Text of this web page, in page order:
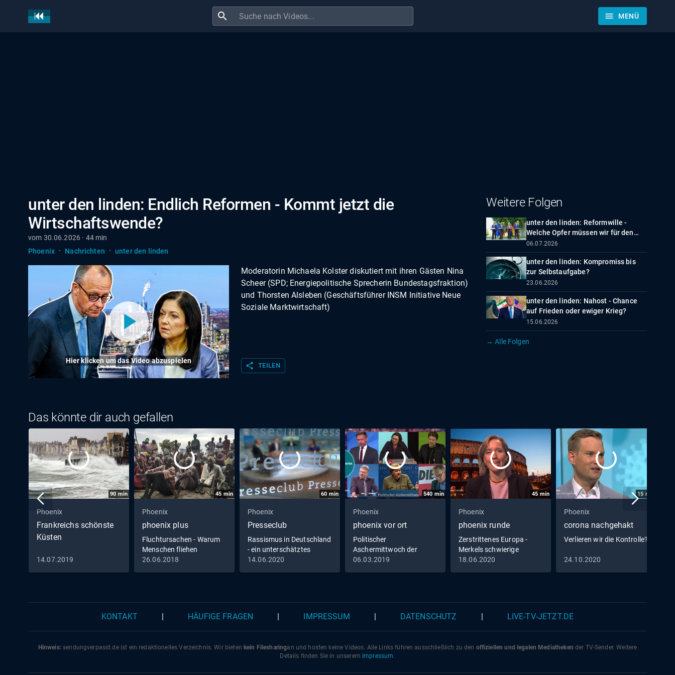
search menu MENÜ
unter den linden: Endlich Reformen - Kommt jetzt die
Wirtschaftswende?
vom 30.06.2026 · 44 min
Phoenix · Nachrichten · unter den linden
Hier klicken um das Video abzuspielen
Moderatorin Michaela Kolster diskutiert mit ihren Gästen Nina
Scheer (SPD; Energiepolitische Sprecherin Bundestagsfraktion)
und Thorsten Alsleben (Geschäftsführer INSM Initiative Neue
Soziale Marktwirtschaft)
share TEILEN
Weitere Folgen
unter den linden: Reformwille -
Welche Opfer müssen wir für den
Aufschwung bringen?
06.07.2026
unter den linden: Kompromiss bis
zur Selbstaufgabe?
23.06.2026
unter den linden: Nahost - Chance
auf Frieden oder ewiger Krieg?
15.06.2026
→ Alle Folgen
Das könnte dir auch gefallen
90 min
Phoenix
Frankreichs schönste
Küsten
14.07.2019
45 min
Phoenix
phoenix plus
Fluchtursachen - Warum
Menschen fliehen
26.06.2018
60 min
Phoenix
Presseclub
Rassismus in Deutschland
- ein unterschätztes
Problem?
14.06.2020
540 min
Phoenix
phoenix vor ort
Politischer
Aschermittwoch der
Parteien
06.03.2019
45 min
Phoenix
phoenix runde
Zerstrittenes Europa -
Merkels schwierige
Mission
18.06.2020
15 min
Phoenix
corona nachgehakt
Verlieren wir die Kontrolle?
24.10.2020
KONTAKT HÄUFIGE FRAGEN IMPRESSUM DATENSCHUTZ LIVE-TV-JETZT.DE
Hinweis:sendungverpasst.deist ein redaktionelles Verzeichnis. Wir bieten kein Filesharingan und hosten keine Videos. Alle Links führen ausschließlich zu den offiziellen und legalen Mediatheken der TV-Sender. Weitere
Details finden Sie in unserem Impressum.